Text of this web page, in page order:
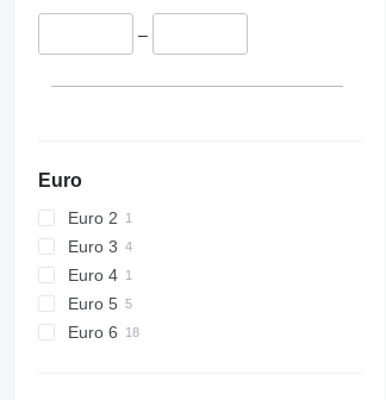
–
Euro
Euro 2
Euro 3
Euro 4
Euro 5
Euro 6